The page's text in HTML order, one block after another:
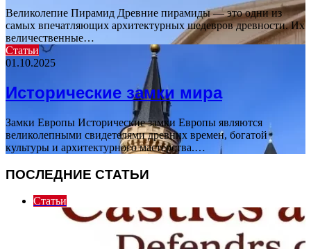
Великолепие Пирамид Древние пирамиды — это одни из
самых впечатляющих архитектурных шедевров древности. Их
величественные…
Статьи
01.10.2025
Исторические замки мира
Замки Европы Исторические замки Европы являются
великолепными свидетелями древних времен, богатой
культуры и архитектурного мастерства.…
ПОСЛЕДНИЕ СТАТЬИ
Статьи